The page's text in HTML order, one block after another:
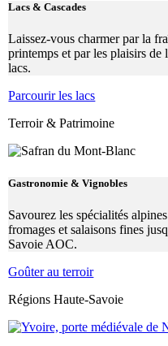
Lacs & Cascades
Laissez-vous charmer par la
printemps et par les plaisirs de
lacs.
Parcourir les lacs
Terroir & Patrimoine
Gastronomie & Vignobles
Savourez les spécialités
fromages et salaisons fines
Savoie AOC.
Goûter au terroir
Régions Haute-Savoie